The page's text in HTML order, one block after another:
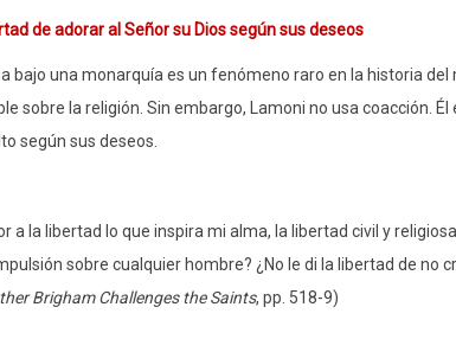
de adorar al Señor su Dios según sus deseos
bajo una monarquía es un fenómeno raro en la historia
sobre la religión. Sin embargo, Lamoni no usa coacción.
según sus deseos.
a la libertad lo que inspira mi alma, la libertad civil y
sobre cualquier hombre? ¿No le di la libertad de no
Brigham Challenges the Saints, pp. 518-9)